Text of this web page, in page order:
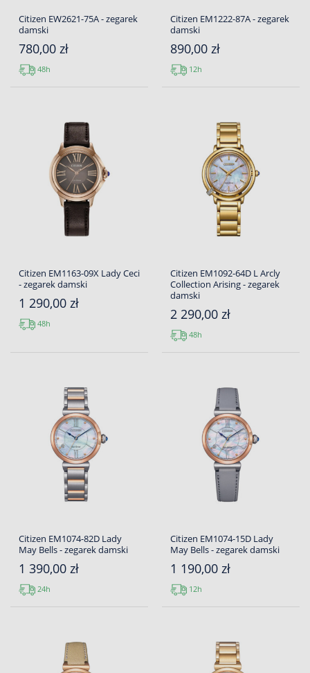
Citizen EW2621-75A - zegarek
damski
780,00 zł
48h
Citizen EM1222-87A - zegarek
damski
890,00 zł
12h
Citizen EM1163-09X Lady Ceci
- zegarek damski
1 290,00 zł
48h
Citizen EM1092-64D L Arcly
Collection Arising - zegarek
damski
2 290,00 zł
48h
Citizen EM1074-82D Lady
May Bells - zegarek damski
1 390,00 zł
24h
Citizen EM1074-15D Lady
May Bells - zegarek damski
1 190,00 zł
12h